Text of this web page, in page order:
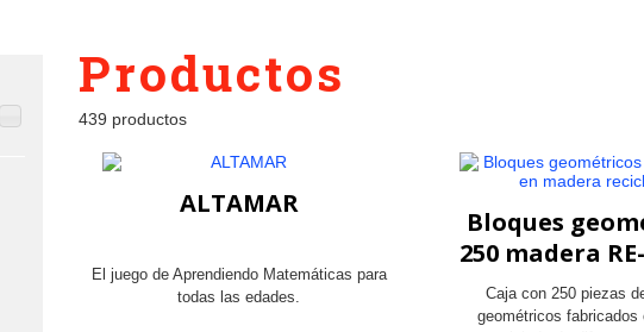
Productos
439 productos
ALTAMAR
El juego de Aprendiendo Matemáticas para
todas las edades.
Bloques
250 madera
Caja con 250 piezas
geométricos fabricados